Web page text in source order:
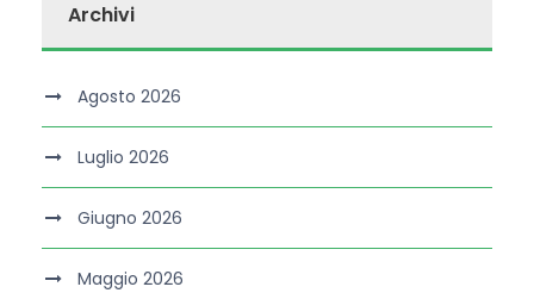
Archivi
Agosto 2026
Luglio 2026
Giugno 2026
Maggio 2026